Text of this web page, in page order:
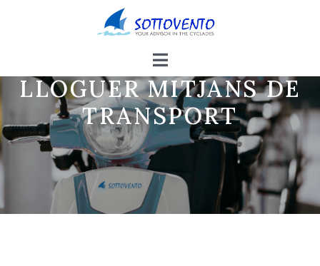
LLOGUER MITJANS DE
TRANSPORT